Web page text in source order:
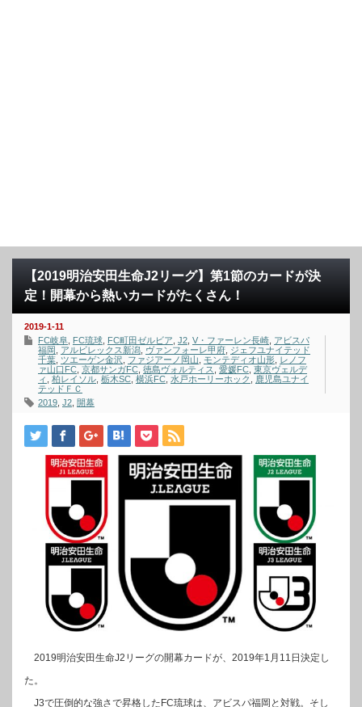
【2019明治安田生命J2リーグ】第1節のカードが決
定！開幕から熱いカードがたくさん！
2019-1-11
FC岐阜 FC琉球 FC町田ゼルビア J2 V・ファーレン長崎 アビスパ
福岡
アルビレックス新潟 ヴァンフォーレ甲府 ジェフユナイテッド
千葉 ツエーゲン金沢 ファジアーノ岡山 モンテディオ山形 レノフ
ァ山口FC 京都サンガFC 徳島ヴォルティス 愛媛FC 東京ヴェルデ
ィ
柏レイソル 栃木SC 横浜FC 水戸ホーリーホック
鹿児島ユナイ
テッドＦＣ
2019 J2 開幕
2019明治安田生命J2リーグの開幕カードが、2019年1月11日決定し
た。
J3で圧倒的な強さで昇格したFC琉球は、アビスパ福岡と対戦。そし